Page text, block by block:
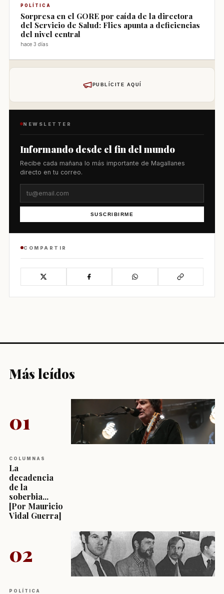
POLÍTICA
Sorpresa en el GORE por caída de la directora
del Servicio de Salud: Flies apunta a deficiencias
del nivel central
hace 3 días
PUBLÍCITE AQUÍ
NEWSLETTER
Informando desde el fin del mundo
Recibe cada mañana lo más importante de Magallanes
directo en tu correo.
SUSCRIBIRME
COMPARTIR
Más leídos
01
COLUMNAS
La
decadencia
de la
soberbia...
[Por Mauricio
Vidal Guerra]
02
POLÍTICA